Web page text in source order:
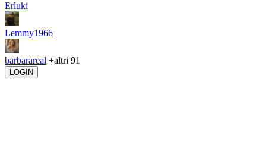
Erluki
Lemmy1966
barbarareal +altri 91
LOGIN